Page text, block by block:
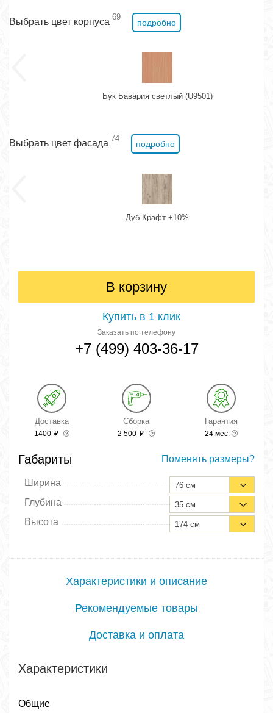
Выбрать цвет корпуса 69
подробно
Бук Бавария светлый (U9501)
Выбрать цвет фасада 74
подробно
Дуб Крафт +10%
В корзину
Купить в 1 клик
Заказать по телефону
+7 (499) 403-36-17
Доставка
1400 ₽
Сборка
2 500 ₽
Гарантия
24 мес.
Габариты Поменять размеры?
Ширина 76 см
Глубина 35 см
Высота 174 см
Характеристики и описание
Рекомендуемые товары
Доставка и оплата
Характеристики
Общие